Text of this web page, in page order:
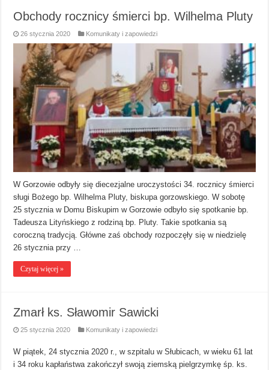
Obchody rocznicy śmierci bp. Wilhelma Pluty
26 stycznia 2020 Komunikaty i zapowiedzi
W Gorzowie odbyły się diecezjalne uroczystości 34. rocznicy śmierci
sługi Bożego bp. Wilhelma Pluty, biskupa gorzowskiego. W sobotę
25 stycznia w Domu Biskupim w Gorzowie odbyło się spotkanie bp.
Tadeusza Lityńskiego z rodziną bp. Pluty. Takie spotkania są
coroczną tradycją. Główne zaś obchody rozpoczęły się w niedzielę
26 stycznia przy …
Czytaj więcej »
Zmarł ks. Sławomir Sawicki
25 stycznia 2020 Komunikaty i zapowiedzi
W piątek, 24 stycznia 2020 r., w szpitalu w Słubicach, w wieku 61 lat
i 34 roku kapłaństwa zakończył swoją ziemską pielgrzymkę śp. ks.